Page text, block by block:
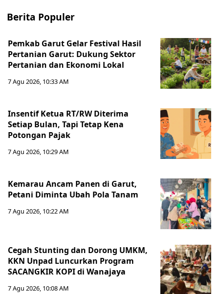
Berita Populer
Pemkab Garut Gelar Festival Hasil
Pertanian Garut: Dukung Sektor
Pertanian dan Ekonomi Lokal
7 Agu 2026, 10:33 AM
Insentif Ketua RT/RW Diterima
Setiap Bulan, Tapi Tetap Kena
Potongan Pajak
7 Agu 2026, 10:29 AM
Kemarau Ancam Panen di Garut,
Petani Diminta Ubah Pola Tanam
7 Agu 2026, 10:22 AM
Cegah Stunting dan Dorong UMKM,
KKN Unpad Luncurkan Program
SACANGKIR KOPI di Wanajaya
7 Agu 2026, 10:08 AM